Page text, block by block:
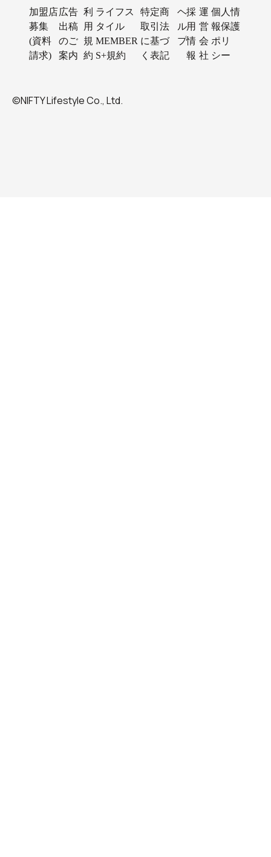
加盟店
募集
(資料
請求)
広告
出稿
のご
案内
利
用
規
約
ライフス
タイル
MEMBER
S+規約
特定商
取引法
に基づ
く表記
ヘ
ル
プ
採
用
情
報
運
営
会
社
個人情
報保護
ポリ
シー
©NIFTY Lifestyle Co., Ltd.